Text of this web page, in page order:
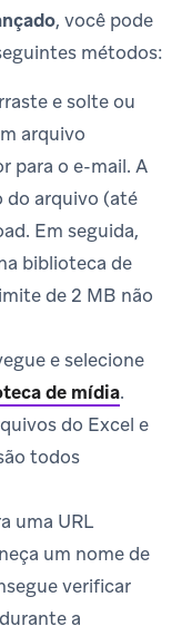
, você pode
métodos:
e solte ou
arquivo
para o e-mail. A
do arquivo (até
Em seguida,
biblioteca de
de 2 MB não
e selecione
de mídia.
do Excel e
todos
uma URL
um nome de
verificar
a